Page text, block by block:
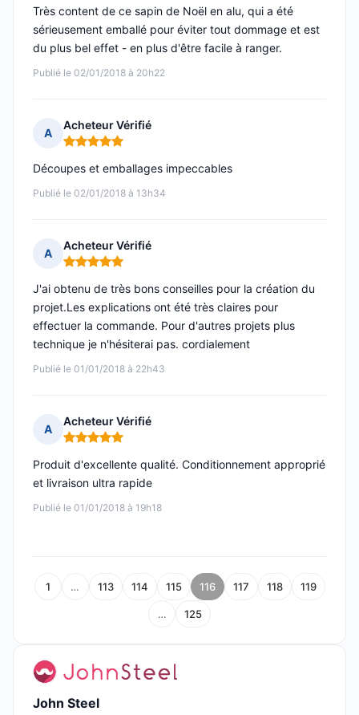
Publié le 02/01/2018 à 20h22
Très content de ce sapin de Noël en alu, qui a été
sérieusement emballé pour éviter tout dommage et est
du plus bel effet - en plus d'être facile à ranger.
A
Acheteur Vérifié
Note : 5 sur 5
Publié le 02/01/2018 à 13h34
Découpes et emballages impeccables
A
Acheteur Vérifié
Note : 5 sur 5
Publié le 01/01/2018 à 22h43
J'ai obtenu de très bons conseilles pour la création du
projet.Les explications ont été très claires pour
effectuer la commande. Pour d'autres projets plus
technique je n'hésiterai pas. cordialement
A
Acheteur Vérifié
Note : 5 sur 5
Publié le 01/01/2018 à 19h18
Produit d'excellente qualité. Conditionnement approprié
et livraison ultra rapide
1 … 113 114 115 116 117 118 119
… 125
John Steel